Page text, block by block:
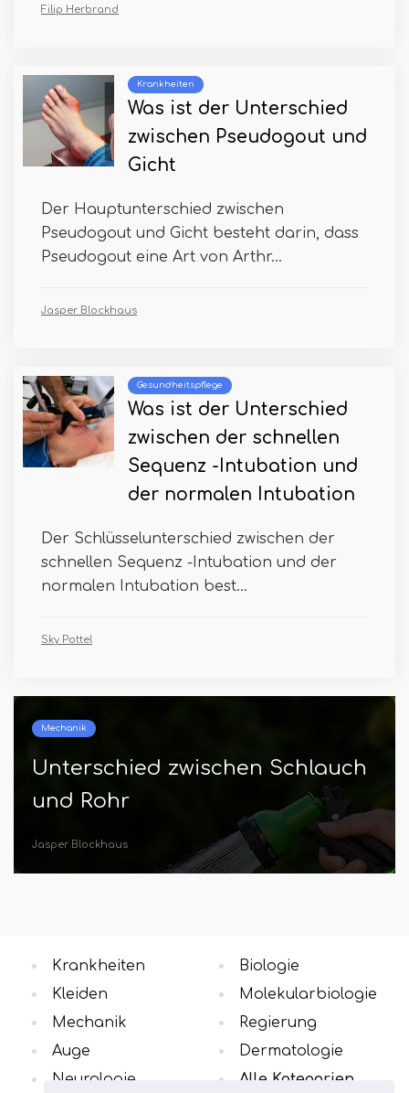
Filip Herbrand
Krankheiten
Was ist der Unterschied
zwischen Pseudogout und
Gicht
Der Hauptunterschied zwischen
Pseudogout und Gicht besteht darin, dass
Pseudogout eine Art von Arthr...
Jasper Blockhaus
Gesundheitspflege
Was ist der Unterschied
zwischen der schnellen
Sequenz -Intubation und
der normalen Intubation
Der Schlüsselunterschied zwischen der
schnellen Sequenz -Intubation und der
normalen Intubation best...
Sky Pottel
Mechanik
Unterschied zwischen Schlauch
und Rohr
Jasper Blockhaus
Krankheiten
Kleiden
Mechanik
Auge
Neurologie
Biologie
Molekularbiologie
Regierung
Dermatologie
Alle Kategorien